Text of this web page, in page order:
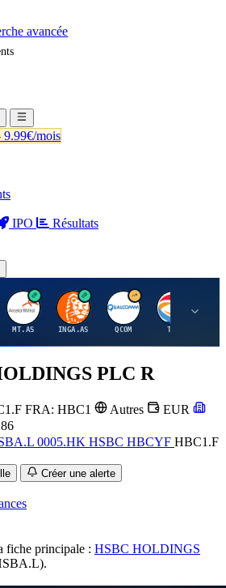
avancée
9.99€/mois
IPO
Résultats
A
MT.AS
I
INGA.AS
Q
QCOM
T
TTE
PLC R
FRA: HBC1 Autres
EUR
0005.HK HSBC HBCYF HBC1.F
Créer une alerte
fiche principale : HSBC HOLDINGS